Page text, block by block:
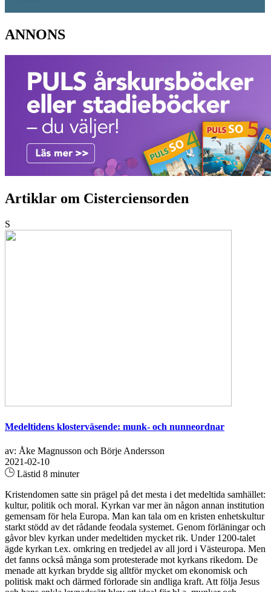
ANNONS
Artiklar om Cisterciensorden
S
Medeltidens klosterväsende: munk- och nunneordnar
av: Åke Magnusson och Börje Andersson
2021-02-10
Lästid 8 minuter
Kristendomen satte sin prägel på det mesta i det medeltida samhället:
kultur, politik och moral. Kyrkan var mer än någon annan institution
gemensam för hela Europa. Man kan tala om en kristen enhetskultur
starkt stödd av det rådande feodala systemet. Genom förläningar och
gåvor blev kyrkan under medeltiden mycket rik. Under 1200-talet
ägde kyrkan t.ex. omkring en tredjedel av all jord i Västeuropa. Men
det fanns också många som protesterade mot kyrkans rikedom. De
menade att kyrkan brydde sig alltför mycket om ekonomisk och
politisk makt och därmed förlorade sin andliga kraft. Att följa Jesus